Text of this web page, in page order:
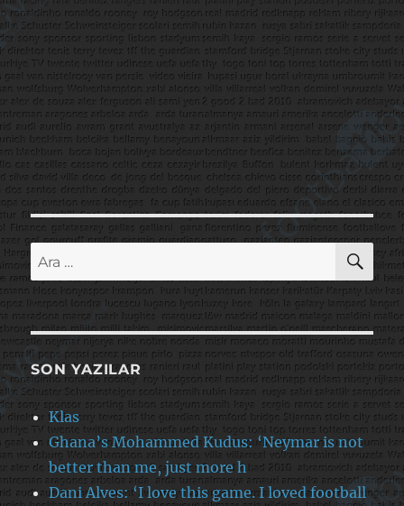
Ara:
SON YAZILAR
Klas
Ghana’s Mohammed Kudus: ‘Neymar is not
better than me, just more h
Dani Alves: ‘I love this game. I loved football